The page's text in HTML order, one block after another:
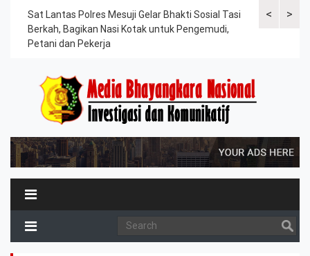
<
Sat Lantas Polres Mesuji Gelar Bhakti Sosial Tasi
Berkah, Bagikan Nasi Kotak untuk Pengemudi,
Petani dan Pekerja
Kapolres
>